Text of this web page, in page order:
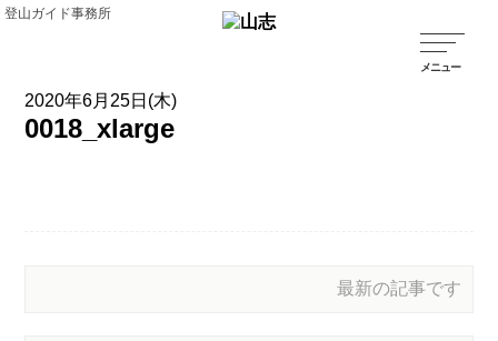
登山ガイド事務所
2020年6月25日(木)
0018_xlarge
最新の記事です